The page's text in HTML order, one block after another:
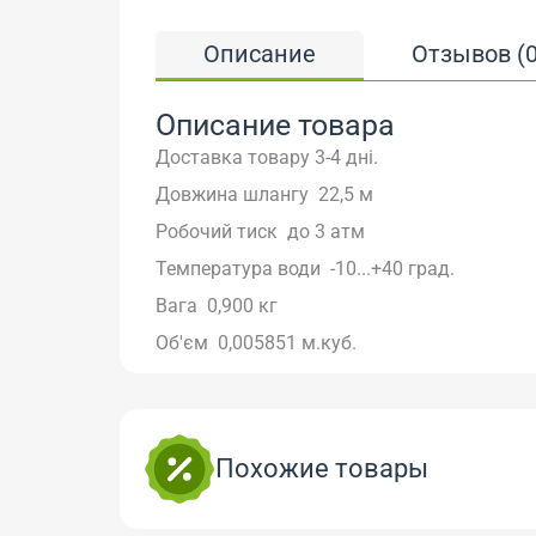
Описание Отзывов
Описание товара
Доставка товару 3-4 дні.
Довжина шлангу 22,5 м
Робочий тиск до 3 атм
Температура води -10...+40 град.
Вага 0,900 кг
Об'єм 0,005851 м.куб.
Похожие товары